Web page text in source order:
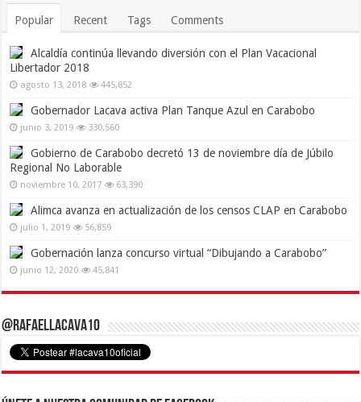
Popular Recent Tags Comments
Alcaldía continúa llevando diversión con el Plan Vacacional
Libertador 2018
agosto 13, 2018 445,852
Gobernador Lacava activa Plan Tanque Azul en Carabobo
junio 3, 2019 330,560
Gobierno de Carabobo decretó 13 de noviembre día de Júbilo
Regional No Laborable
noviembre 10, 2017 63,390
Alimca avanza en actualización de los censos CLAP en Carabobo
julio 1, 2019 56,859
Gobernación lanza concurso virtual “Dibujando a Carabobo”
junio 12, 2020 45,841
@RafaelLacava10